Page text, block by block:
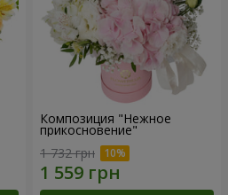
Композиция "Нежное
прикосновение"
1 732 грн